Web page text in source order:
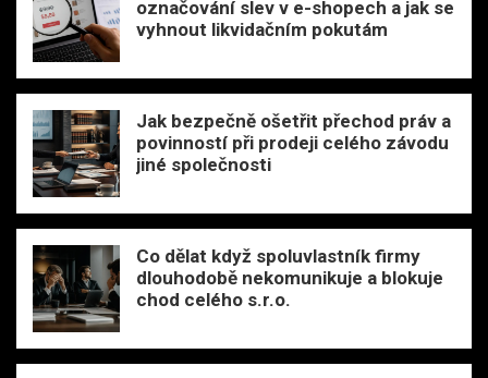
označování slev v e-shopech a jak se
vyhnout likvidačním pokutám
Jak bezpečně ošetřit přechod práv a
povinností při prodeji celého závodu
jiné společnosti
Co dělat když spoluvlastník firmy
dlouhodobě nekomunikuje a blokuje
chod celého s.r.o.